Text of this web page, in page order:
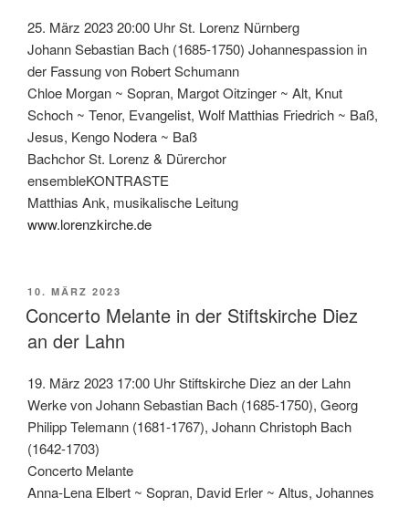
25. März 2023 20:00 Uhr St. Lorenz Nürnberg
Johann Sebastian Bach (1685-1750) Johannespassion in
der Fassung von Robert Schumann
Chloe Morgan ~ Sopran, Margot Oitzinger ~ Alt, Knut
Schoch ~ Tenor, Evangelist, Wolf Matthias Friedrich ~ Baß,
Jesus, Kengo Nodera ~ Baß
Bachchor St. Lorenz & Dürerchor
ensembleKONTRASTE
Matthias Ank, musikalische Leitung
www.lorenzkirche.de
VERÖFFENTLICHT
AM
10. MÄRZ 2023
Concerto Melante in der Stiftskirche Diez
an der Lahn
19. März 2023 17:00 Uhr Stiftskirche Diez an der Lahn
Werke von Johann Sebastian Bach (1685-1750), Georg
Philipp Telemann (1681-1767), Johann Christoph Bach
(1642-1703)
Concerto Melante
Anna-Lena Elbert ~ Sopran, David Erler ~ Altus, Johannes